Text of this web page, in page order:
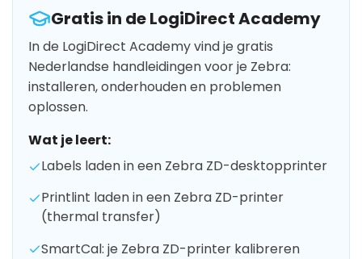
Gratis in de LogiDirect Academy
In de LogiDirect Academy vind je gratis
Nederlandse handleidingen voor je Zebra:
installeren, onderhouden en problemen
oplossen.
Wat je leert:
Labels laden in een Zebra ZD-desktopprinter
Printlint laden in een Zebra ZD-printer
(thermal transfer)
SmartCal: je Zebra ZD-printer kalibreren